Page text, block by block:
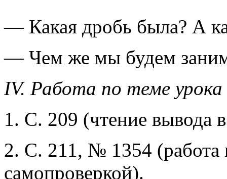
— Какая дробь была? А
— Чем же мы будем
IV. Работа по теме урока
1. С. 209 (чтение вывода
2. С. 211, № 1354 (работа
самопроверкой).